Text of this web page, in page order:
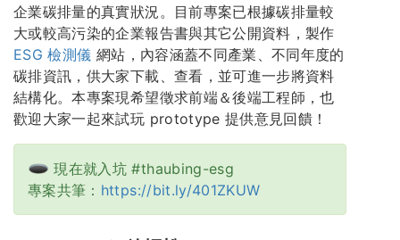
企業碳排量的真實狀況。目前專案已根據碳排量較
大或較高污染的企業報告書與其它公開資料，製作
ESG 檢測儀 網站，內容涵蓋不同產業、不同年度的
碳排資訊，供大家下載、查看，並可進一步將資料
結構化。本專案現希望徵求前端＆後端工程師，也
歡迎大家一起來試玩 prototype 提供意見回饋！
現在就入坑 #thaubing-esg
專案共筆： https://bit.ly/401ZKUW